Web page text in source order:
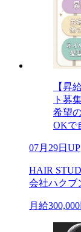
【昇
ト募
希望
OKで
07月29日UP
HAIR
会社ハクブ
月給